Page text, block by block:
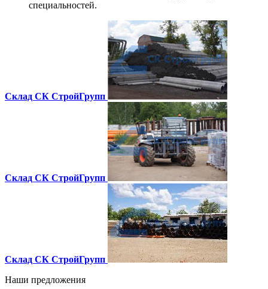
специальностей.
Склад СК СтройГрупп
Склад СК СтройГрупп
Склад СК СтройГрупп
Наши предложения